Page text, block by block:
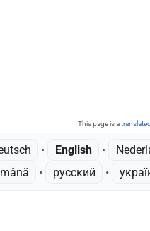
This page is a
• ‎ English • ‎
• ‎ русский • ‎